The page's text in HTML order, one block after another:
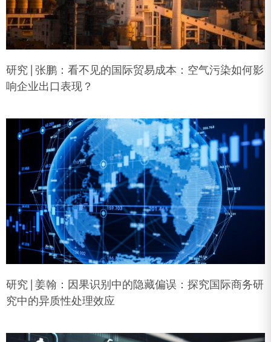
研究 | 张鹏：看不见的国际贸易成本：空气污染如何影
响企业出口表现？
研究 | 姜翰：因果识别中的隐藏偏误：探究国际商务研
究中的异质性处理效应